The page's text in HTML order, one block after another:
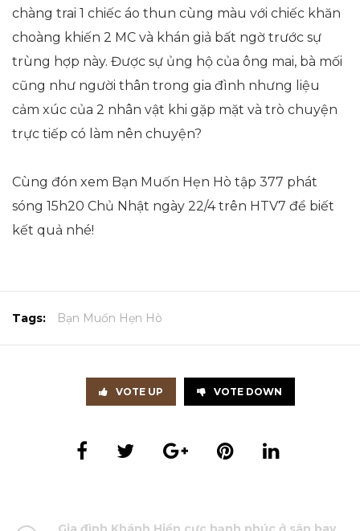
chàng trai 1 chiếc áo thun cùng màu với chiếc khăn
choàng khiến 2 MC và khán giả bất ngờ trước sự
trùng hợp này. Được sự ủng hộ của ông mai, bà mối
cũng như người thân trong gia đình nhưng liệu
cảm xúc của 2 nhân vật khi gặp mặt và trò chuyện
trực tiếp có làm nên chuyện?
Cùng đón xem Bạn Muốn Hẹn Hò tập 377 phát
sóng 15h20 Chủ Nhật ngày 22/4 trên HTV7 để biết
kết quả nhé!
Tags: Bạn Muốn Hẹn Hò
VOTE UP VOTE DOWN